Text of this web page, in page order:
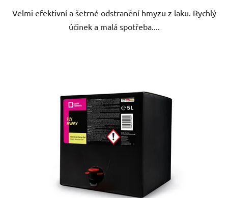
Velmi efektivní a šetrné odstranění hmyzu z laku. Rychlý
účinek a malá spotřeba....